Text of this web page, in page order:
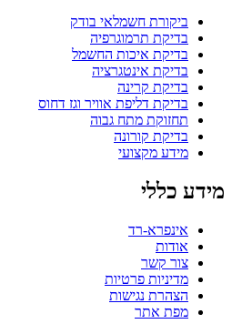
ביקורת חשמלאי בודק
בדיקת תרמוגרפיה
בדיקת איכות החשמל
בדיקת אינטגרציה
בדיקת קרינה
בדיקת דליפת אוויר וגז דחוס
תחזוקת מתח גבוה
בדיקת קורונה
מידע מקצועי
מידע כללי
אינפרא-רד
אודות
צור קשר
מדיניות פרטיות
הצהרת נגישות
מפת אתר